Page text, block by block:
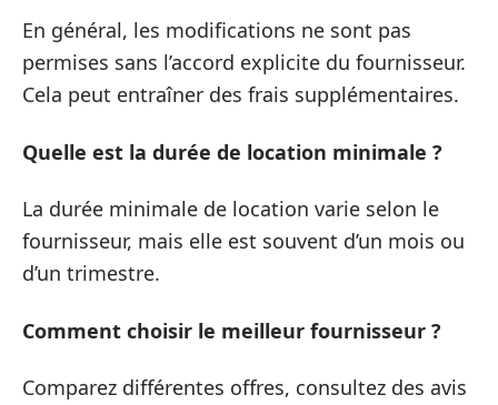
En général, les modifications ne sont pas
permises sans l’accord explicite du fournisseur.
Cela peut entraîner des frais supplémentaires.
Quelle est la durée de location minimale ?
La durée minimale de location varie selon le
fournisseur, mais elle est souvent d’un mois ou
d’un trimestre.
Comment choisir le meilleur fournisseur ?
Comparez différentes offres, consultez des avis